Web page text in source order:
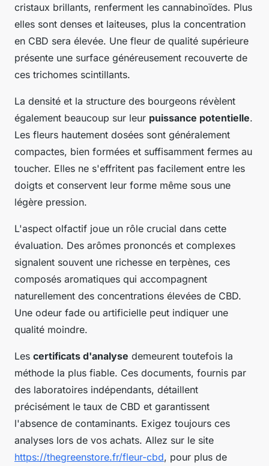
cristaux brillants, renferment les cannabinoïdes. Plus
elles sont denses et laiteuses, plus la concentration
en CBD sera élevée. Une fleur de qualité supérieure
présente une surface généreusement recouverte de
ces trichomes scintillants.
La densité et la structure des bourgeons révèlent
également beaucoup sur leur puissance potentielle.
Les fleurs hautement dosées sont généralement
compactes, bien formées et suffisamment fermes au
toucher. Elles ne s'effritent pas facilement entre les
doigts et conservent leur forme même sous une
légère pression.
L'aspect olfactif joue un rôle crucial dans cette
évaluation. Des arômes prononcés et complexes
signalent souvent une richesse en terpènes, ces
composés aromatiques qui accompagnent
naturellement des concentrations élevées de CBD.
Une odeur fade ou artificielle peut indiquer une
qualité moindre.
Les certificats d'analyse demeurent toutefois la
méthode la plus fiable. Ces documents, fournis par
des laboratoires indépendants, détaillent
précisément le taux de CBD et garantissent
l'absence de contaminants. Exigez toujours ces
analyses lors de vos achats. Allez sur le site
https://thegreenstore.fr/fleur-cbd, pour plus de